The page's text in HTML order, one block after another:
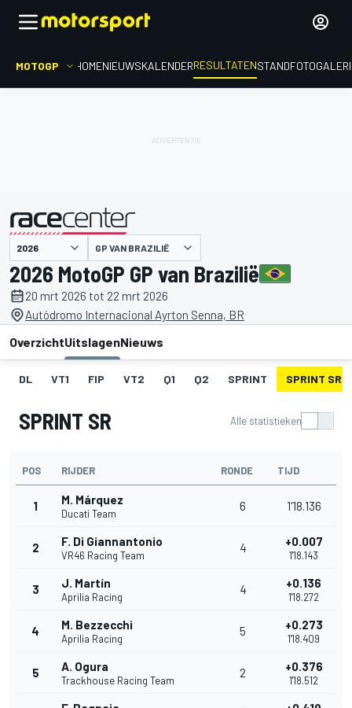
MOTOGP HOMENIEUWSKALENDERRESULTATENSTAND
gepresenteerd door GP VAN BRAZILIË
2026 MotoGP GP van Brazilië
20 mrt 2026 tot 22 mrt 2026
Autódromo Internacional Ayrton Senna, BR
OverzichtUitslagenNieuws
DL VT1 FIP VT2 Q1 Q2 SPRINT SPRINT SR
SPRINT SR Alle statistieken
POS RIJDER RONDE TIJD
1 M. Márquez
Ducati Team
6 1'18.136
2 F. Di Giannantonio
VR46 Racing Team
4 +0.007
1'18.143
3 J. Martín
Aprilia Racing
4 +0.136
1'18.272
4 M. Bezzecchi
Aprilia Racing
5 +0.273
1'18.409
5 A. Ogura
Trackhouse Racing Team
2 +0.376
1'18.512